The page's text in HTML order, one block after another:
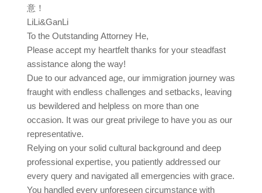
意！
LiLi&GanLi
To the Outstanding Attorney He,
Please accept my heartfelt thanks for your steadfast
assistance along the way!
Due to our advanced age, our immigration journey was
fraught with endless challenges and setbacks, leaving
us bewildered and helpless on more than one
occasion. It was our great privilege to have you as our
representative.
Relying on your solid cultural background and deep
professional expertise, you patiently addressed our
every query and navigated all emergencies with grace.
You handled every unforeseen circumstance with